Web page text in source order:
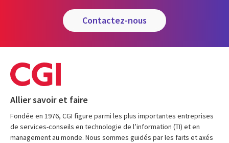
contactez-nous
Allier savoir et faire
Fondée en 1976, CGI figure parmi les plus importantes entreprises
de services-conseils en technologie de l’information (TI) et en
management au monde. Nous sommes guidés par les faits et axés